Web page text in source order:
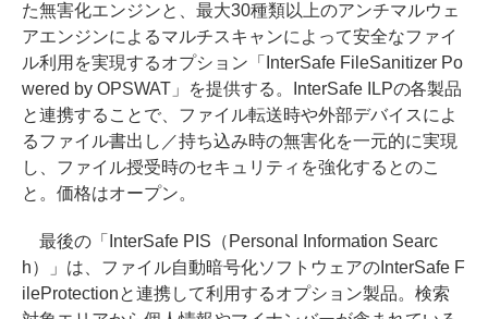
た無害化エンジンと、最大30種類以上のアンチマルウェ
アエンジンによるマルチスキャンによって安全なファイ
ル利用を実現するオプション「InterSafe FileSanitizer Po
wered by OPSWAT」を提供する。InterSafe ILPの各製品
と連携することで、ファイル転送時や外部デバイスによ
るファイル書出し／持ち込み時の無害化を一元的に実現
し、ファイル授受時のセキュリティを強化するとのこ
と。価格はオープン。
最後の「InterSafe PIS（Personal Information Searc
h）」は、ファイル自動暗号化ソフトウェアのInterSafe F
ileProtectionと連携して利用するオプション製品。検索